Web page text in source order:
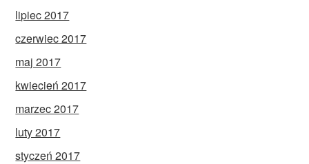
lipiec 2017
czerwiec 2017
maj 2017
kwiecień 2017
marzec 2017
luty 2017
styczeń 2017